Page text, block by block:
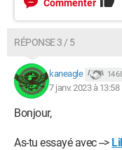
Commenter
RÉPONSE 3 / 5
kaneagle 14
7 janv. 2023 à 13:58
Bonjour,
As-tu essayé avec -->